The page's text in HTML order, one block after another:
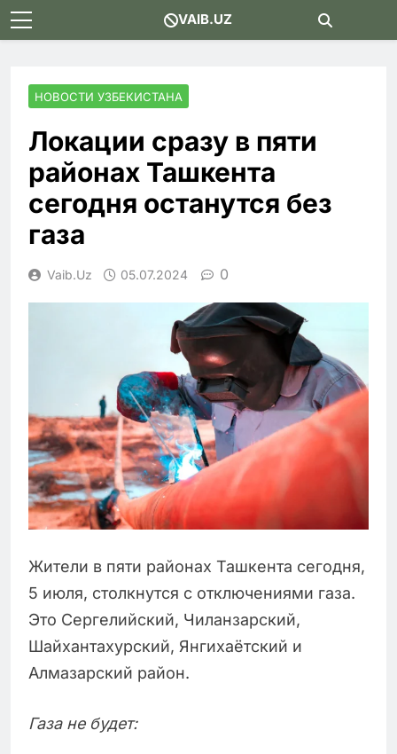
Skip
to
VAIB.UZ
НОВОСТИ УЗБЕКИСТАНА
Локации сразу в пяти
районах Ташкента
сегодня останутся без
газа
Vaib.uz 05.07.2024 0
Жители в пяти районах Ташкента сегодня,
5 июля, столкнутся с отключениями газа.
Это Сергелийский, Чиланзарский,
Шайхантахурский, Янгихаётский и
Алмазарский район.
Газа не будет: